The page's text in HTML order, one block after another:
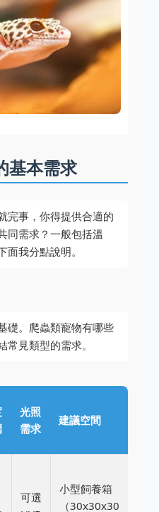
基本需求
完事，你得提供合適的
同需求？一般包括溫
我分點說明。
礎。爬蟲類寵物有哪些
見類型的需求。
光照
需求
建議空間
可選
小型飼養箱
（30x30x30